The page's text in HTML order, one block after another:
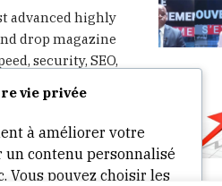
vie privée
à améliorer votre
un contenu personnalisé
Vous pouvez choisir les
advanced highly
drop magazine
security, SEO,
publishing,
in minutes.